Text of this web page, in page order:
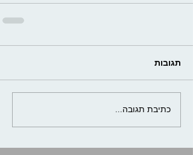
תגובות
כתיבת תגובה...